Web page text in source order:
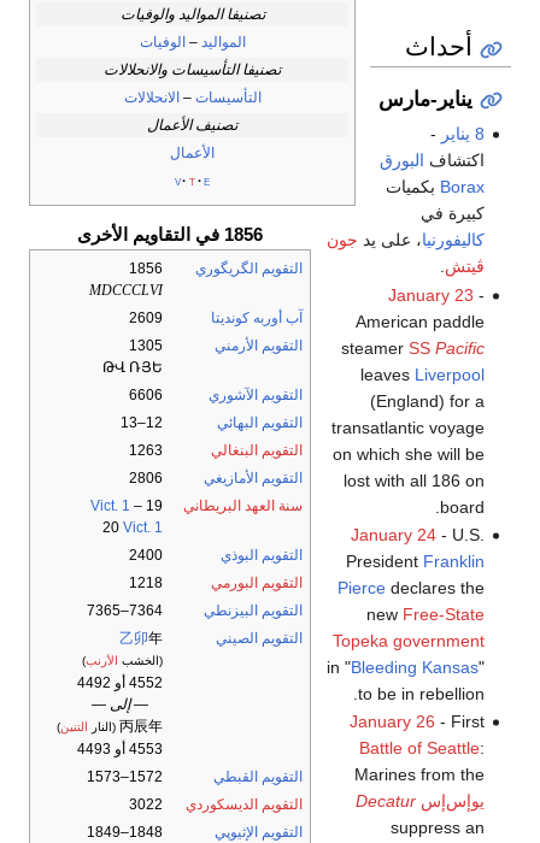
تصنيفا المواليد والوفيات
المواليد –الوفيات
تصنيفا التأسيسات والانحلالات
التأسيسات –الانحلالات
تصنيف الأعمال
الأعمال
v t e
1856 في التقاويم الأخرى
التقويم الگريگوري
1856
MDCCCLVI
آب أوربه كونديتا
2609
التقويم الأرمني
1305
ԹՎ ՌՅԵ
التقويم الآشوري
6606
التقويم البهائي
12–13
التقويم البنغالي
1263
التقويم الأمازيغي
2806
سنة العهد البريطاني
19
Vict. 1 –
20 Vict. 1
التقويم البوذي
2400
التقويم البورمي
1218
التقويم البيزنطي
7364–7365
التقويم الصيني
乙卯年
(الخشب الأرنب)
4552 أو 4492
— إلى —
丙辰年 (النار التنين)
4553 أو 4493
التقويم القبطي
1572–1573
التقويم الديسكوردي
3022
التقويم الإثيوپي
1848–1849
أحداث
يناير-مارس
8 يناير
-
اكتشاف البورق
Borax بكميات
كبيرة في
كاليفورنيا، على يد جون
ڤيتش
January 23 -
American paddle
steamer SS Pacific
leaves Liverpool
(England) for a
transatlantic voyage
on which she will be
lost with all 186 on
board.
January 24- U.S.
President Franklin
Piercedeclares the
new Free-State
Topeka government
in "Bleeding Kansas"
to be in rebellion.
January 26 - First
Battle of Seattle:
Marines from the
يوإس‌إسDecatur
suppress an